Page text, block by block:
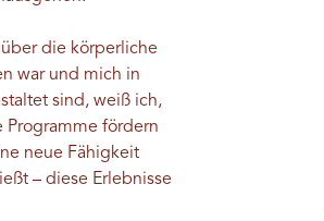
die körperliche
war und mich in
sind, weiß ich,
Programme fördern
neue Fähigkeit
– diese Erlebnisse